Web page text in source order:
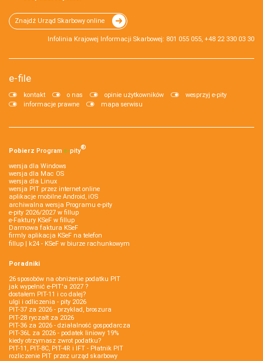
Znajdź Urząd Skarbowy online
Infolinia Krajowej Informacji Skarbowej: 801 055 055, +48 22 330 03 30
e-file
kontakt o nas opinie użytkowników
wesprzyj e-pity
informacje prawne
mapa serwisu
Pobierz Program e‑pity®
wersja dla Windows
wersja dla Mac OS
wersja dla Linux
wersja PIT przez internet online
aplikacje mobilne Android, iOS
archiwalna wersja Programu e-pity
e-pity 2026/2027 w fillup
e‑Faktury KSeF w fillup
Darmowa faktura KSeF
firmly aplikacja KSeF na telefon
fillup | k24 - KSeF w biurze rachunkowym
Poradniki
26 sposobów na obniżenie podatku PIT
jak wypełnić e-PIT'a 2027 ?
dostałem PIT-11 i co dalej?
ulgi i odliczenia - pity 2026
PIT-37 za 2026 - przykład, broszura
PIT-28 ryczałt za 2026
PIT-36 za 2026 - działalność gospodarcza
PIT-36L za 2026 - podatek liniowy 19%
kiedy otrzymasz zwrot podatku?
PIT-11, PIT-8C, PIT-4R i IFT - Płatnik PIT
rozliczenie PIT przez urząd skarbowy